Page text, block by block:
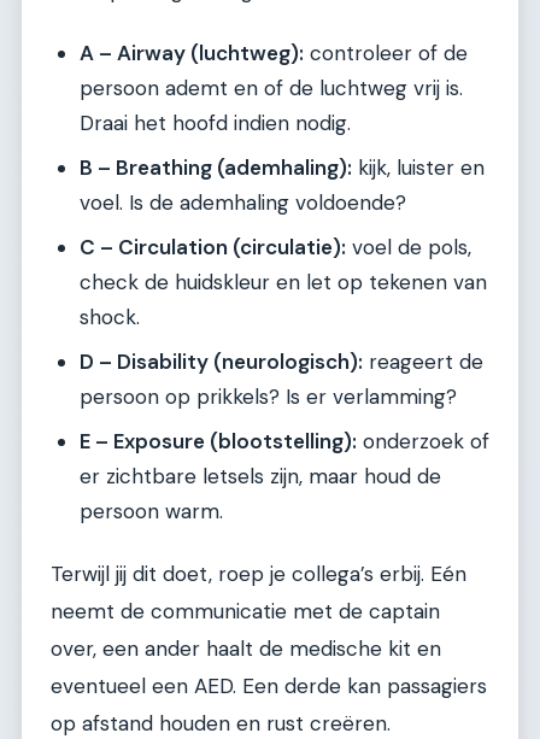
A – Airway (luchtweg): controleer of de
persoon ademt en of de luchtweg vrij is.
Draai het hoofd indien nodig.
B – Breathing (ademhaling): kijk, luister en
voel. Is de ademhaling voldoende?
C – Circulation (circulatie): voel de pols,
check de huidskleur en let op tekenen van
shock.
D – Disability (neurologisch): reageert de
persoon op prikkels? Is er verlamming?
E – Exposure (blootstelling): onderzoek of
er zichtbare letsels zijn, maar houd de
persoon warm.
Terwijl jij dit doet, roep je collega’s erbij. Eén
neemt de communicatie met de captain
over, een ander haalt de medische kit en
eventueel een AED. Een derde kan passagiers
op afstand houden en rust creëren.